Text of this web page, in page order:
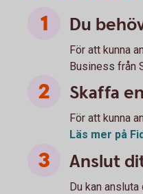
Du
För att kunna
Business från
Skaffa
För att kunna
Läs mer på
Anslut
Du kan